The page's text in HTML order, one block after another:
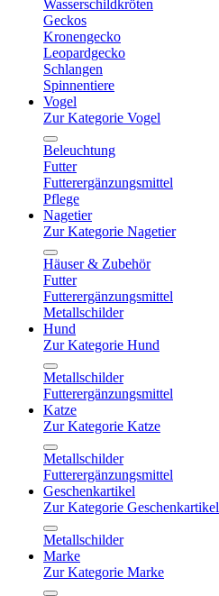
Wasserschildkröten
Geckos
Kronengecko
Leopardgecko
Schlangen
Spinnentiere
Vogel
Zur Kategorie Vogel
Beleuchtung
Futter
Futterergänzungsmittel
Pflege
Nagetier
Zur Kategorie Nagetier
Häuser & Zubehör
Futter
Futterergänzungsmittel
Metallschilder
Hund
Zur Kategorie Hund
Metallschilder
Futterergänzungsmittel
Katze
Zur Kategorie Katze
Metallschilder
Futterergänzungsmittel
Geschenkartikel
Zur Kategorie Geschenkartikel
Metallschilder
Marke
Zur Kategorie Marke